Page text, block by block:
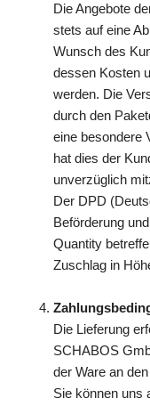
Die Angebote
stets auf eine
Wunsch des
dessen Kosten
werden. Die
durch den
eine besondere
hat dies der
unverzüglich
Der DPD
Beförderung
Quantity
Zuschlag in
Die Lieferung
SCHABOS
der Ware an
Sie können uns